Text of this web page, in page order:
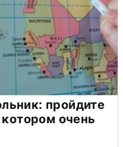
пройдите
очень